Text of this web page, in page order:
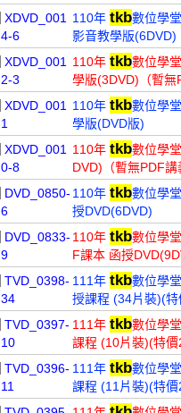
XDVD_001
4-6
110年 tkb數位學
影音教學版(6DVD)
XDVD_001
2-3
110年 tkb數位學
學版(3DVD)（暫無
XDVD_001
1
110年 tkb數位學
學版(DVD版)
XDVD_001
0-8
110年 tkb數位學
DVD)（暫無PDF講
DVD_0850-
6
110年 tkb數位學
授DVD(6DVD)
DVD_0833-
9
110年 tkb數位學
F課本 函授
TVD_0398-
34
111年 tkb數位學
授課程 (34片裝)(
TVD_0397-
10
111年 tkb數位學
課程 (10片裝)(特
TVD_0396-
11
111年 tkb數位學
課程 (11片裝)(特